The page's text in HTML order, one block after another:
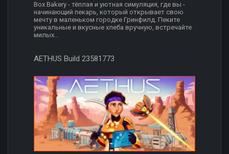
Box Bakery - тёплая и уютная симуляция, где вы -
начинающий пекарь, который открывает свою
мечту в маленьком городке Гринфилд. Пеките
уникальные и вкусные хлеба вручную, встречайте
милых...
AETHUS Build 23581773